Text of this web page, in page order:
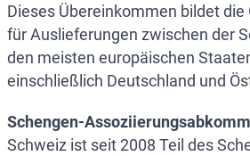
Dieses Übereinkommen bildet die
für Auslieferungen zwischen der
den meisten europäischen
einschließlich Deutschland und
Schengen-
Schweiz ist seit 2008 Teil des